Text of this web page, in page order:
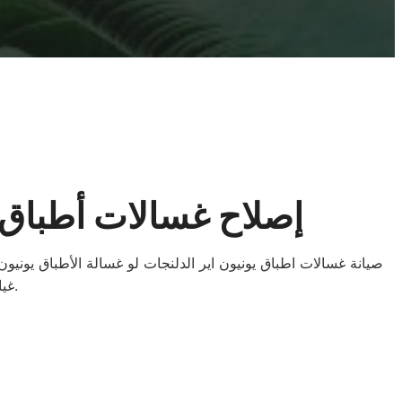
إصلاح غسالات
صيانة غسالات اطباق يونيون اير الدلنجات لو غسالة الأطباق
غيار أصلية. معانا هترجع الغسالة تشتغل زي الجديدة وتوفر وقتك ومجهودك.